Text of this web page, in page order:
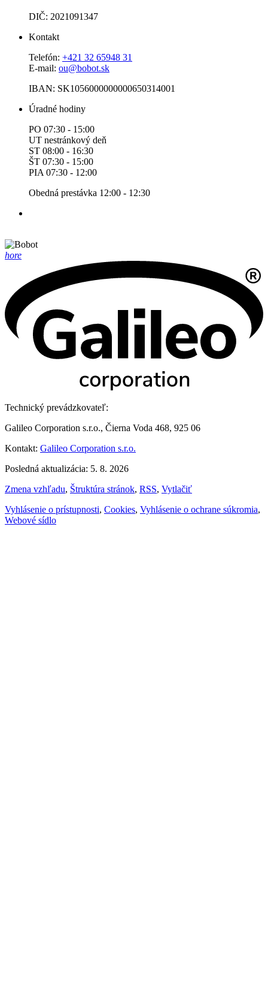
DIČ: 2021091347
Kontakt
Telefón: +421 32 65948 31
E-mail: ou@bobot.sk
IBAN: SK1056000000000650314001
Úradné hodiny
PO 07:30 - 15:00
UT nestránkový deň
ST 08:00 - 16:30
ŠT 07:30 - 15:00
PIA 07:30 - 12:00
Obedná prestávka 12:00 - 12:30
hore
Technický prevádzkovateľ:
Galileo Corporation s.r.o., Čierna Voda 468, 925 06
Kontakt: Galileo Corporation s.r.o.
Posledná aktualizácia: 5. 8. 2026
Zmena vzhľadu, Štruktúra stránok, RSS, Vytlačiť
Vyhlásenie o prístupnosti, Cookies, Vyhlásenie o ochrane súkromia,
Webové sídlo